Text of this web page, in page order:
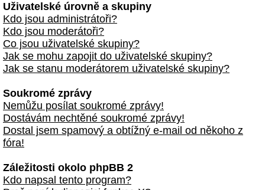
Uživatelské úrovně a skupiny
Kdo jsou administrátoři?
Kdo jsou moderátoři?
Co jsou uživatelské skupiny?
Jak se mohu zapojit do uživatelské skupiny?
Jak se stanu moderátorem uživatelské skupiny?
Soukromé zprávy
Nemůžu posílat soukromé zprávy!
Dostávám nechtěné soukromé zprávy!
Dostal jsem spamový a obtížný e-mail od někoho z
fóra!
Záležitosti okolo phpBB 2
Kdo napsal tento program?